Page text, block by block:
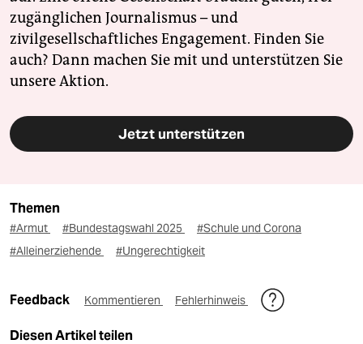
zugänglichen Journalismus – und
zivilgesellschaftliches Engagement. Finden Sie
auch? Dann machen Sie mit und unterstützen Sie
unsere Aktion.
Jetzt unterstützen
Themen
#Armut #Bundestagswahl 2025
#Schule und Corona
#Alleinerziehende
#Ungerechtigkeit
Feedback Kommentieren Fehlerhinweis
Diesen Artikel teilen